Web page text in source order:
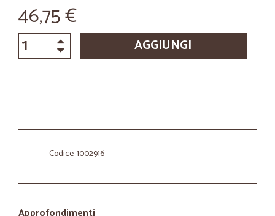
46,75 €
AGGIUNGI
Codice: 1002916